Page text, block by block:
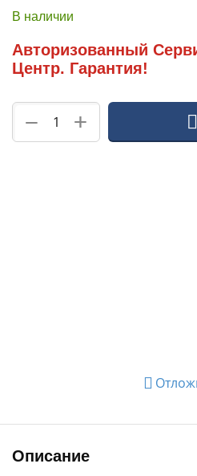
В наличии
Авторизованный
Центр. Гарантия!
+
−
Описание